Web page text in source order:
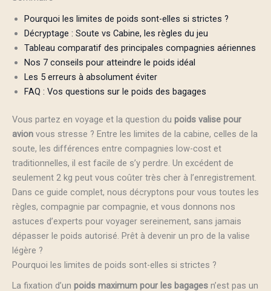
Pourquoi les limites de poids sont-elles si strictes ?
Décryptage : Soute vs Cabine, les règles du jeu
Tableau comparatif des principales compagnies aériennes
Nos 7 conseils pour atteindre le poids idéal
Les 5 erreurs à absolument éviter
FAQ : Vos questions sur le poids des bagages
Vous partez en voyage et la question du poids valise pour
avion vous stresse ? Entre les limites de la cabine, celles de la
soute, les différences entre compagnies low-cost et
traditionnelles, il est facile de s’y perdre. Un excédent de
seulement 2 kg peut vous coûter très cher à l’enregistrement.
Dans ce guide complet, nous décryptons pour vous toutes les
règles, compagnie par compagnie, et vous donnons nos
astuces d’experts pour voyager sereinement, sans jamais
dépasser le poids autorisé. Prêt à devenir un pro de la valise
légère ?
Pourquoi les limites de poids sont-elles si strictes ?
La fixation d’un poids maximum pour les bagages n’est pas un